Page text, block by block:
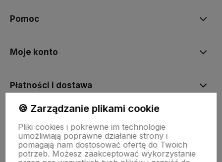
Pomoc
Moje konto
Płatności i dostawa
O nas
🍪 Zarządzanie plikami cookie
Pliki cookies i pokrewne im technologie
umożliwiają poprawne działanie strony i
pomagają nam dostosować ofertę do Twoich
potrzeb. Możesz zaakceptować wykorzystanie